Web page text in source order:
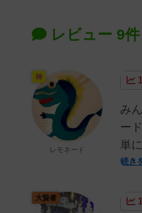
レビュー 9件
み
ー
単
続き
神
レモネード
大賢者